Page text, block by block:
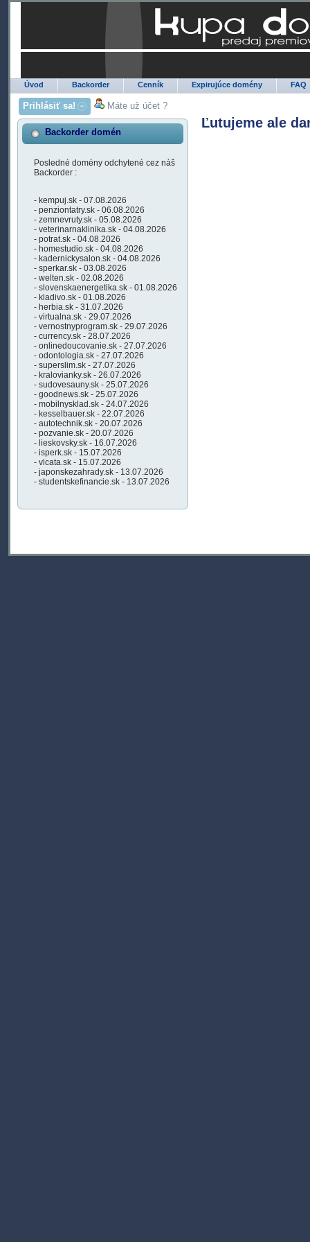
Úvod Backorder Cenník Expirujúce domény FAQ
Prihlásiť sa! Máte už účet ?
Backorder domén
Posledné domény odchytené cez náš
Backorder :
- kempuj.sk - 07.08.2026
- penziontatry.sk - 06.08.2026
- zemnevruty.sk - 05.08.2026
- veterinarnaklinika.sk - 04.08.2026
- potrat.sk - 04.08.2026
- homestudio.sk - 04.08.2026
- kadernickysalon.sk - 04.08.2026
- sperkar.sk - 03.08.2026
- welten.sk - 02.08.2026
- slovenskaenergetika.sk - 01.08.2026
- kladivo.sk - 01.08.2026
- herbia.sk - 31.07.2026
- virtualna.sk - 29.07.2026
- vernostnyprogram.sk - 29.07.2026
- currency.sk - 28.07.2026
- onlinedoucovanie.sk - 27.07.2026
- odontologia.sk - 27.07.2026
- superslim.sk - 27.07.2026
- kralovianky.sk - 26.07.2026
- sudovesauny.sk - 25.07.2026
- goodnews.sk - 25.07.2026
- mobilnysklad.sk - 24.07.2026
- kesselbauer.sk - 22.07.2026
- autotechnik.sk - 20.07.2026
- pozvanie.sk - 20.07.2026
- lieskovsky.sk - 16.07.2026
- isperk.sk - 15.07.2026
- vlcata.sk - 15.07.2026
- japonskezahrady.sk - 13.07.2026
- studentskefinancie.sk - 13.07.2026
Ľutujeme ale